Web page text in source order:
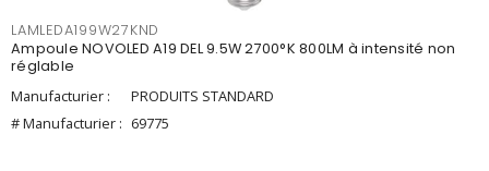
LAMLEDA199W27KND
Ampoule NOVOLED A19 DEL 9.5W 2700°K 800LM à intensité non
réglable
Manufacturier :
PRODUITS STANDARD
# Manufacturier : 69775